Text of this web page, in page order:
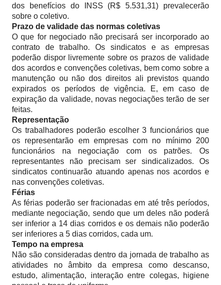
dos benefícios do INSS (R$ 5.531,31) prevalecerão
sobre o coletivo.
Prazo de validade das normas coletivas
O que for negociado não precisará ser incorporado ao
contrato de trabalho. Os sindicatos e as empresas
poderão dispor livremente sobre os prazos de validade
dos acordos e convenções coletivas, bem como sobre a
manutenção ou não dos direitos ali previstos quando
expirados os períodos de vigência. E, em caso de
expiração da validade, novas negociações terão de ser
feitas.
Representação
Os trabalhadores poderão escolher 3 funcionários que
os representarão em empresas com no mínimo 200
funcionários na negociação com os patrões. Os
representantes não precisam ser sindicalizados. Os
sindicatos continuarão atuando apenas nos acordos e
nas convenções coletivas.
Férias
As férias poderão ser fracionadas em até três períodos,
mediante negociação, sendo que um deles não poderá
ser inferior a 14 dias corridos e os demais não poderão
ser inferiores a 5 dias corridos, cada um.
Tempo na empresa
Não são consideradas dentro da jornada de trabalho as
atividades no âmbito da empresa como descanso,
estudo, alimentação, interação entre colegas, higiene